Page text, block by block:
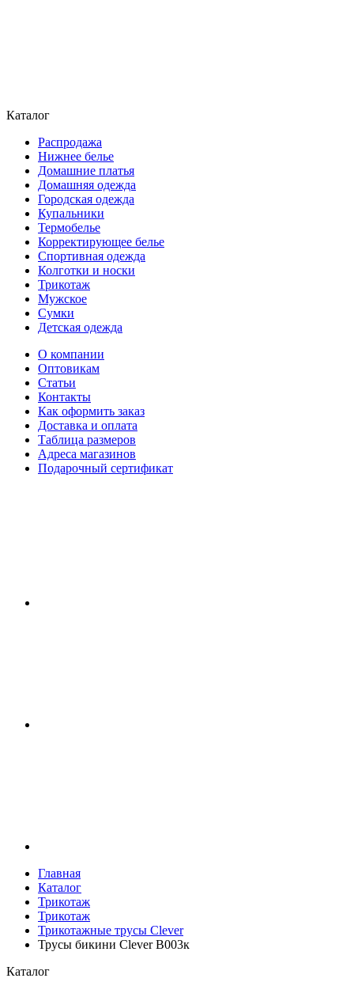
Каталог
Распродажа
Нижнее белье
Домашние платья
Домашняя одежда
Городская одежда
Купальники
Термобелье
Корректирующее белье
Спортивная одежда
Колготки и носки
Трикотаж
Мужское
Сумки
Детская одежда
О компании
Оптовикам
Статьи
Контакты
Как оформить заказ
Доставка и оплата
Таблица размеров
Адреса магазинов
Подарочный сертификат
Главная
Каталог
Трикотаж
Трикотаж
Трикотажные трусы Clever
Трусы бикини Clever B003к
Каталог